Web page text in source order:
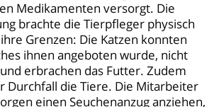
Medikamenten versorgt. Die
brachte die Tierpfleger physisch
Grenzen: Die Katzen konnten
ihnen angeboten wurde, nicht
erbrachen das Futter. Zudem
Durchfall die Tiere. Die Mitarbeiter
einen Seuchenanzug anziehen,